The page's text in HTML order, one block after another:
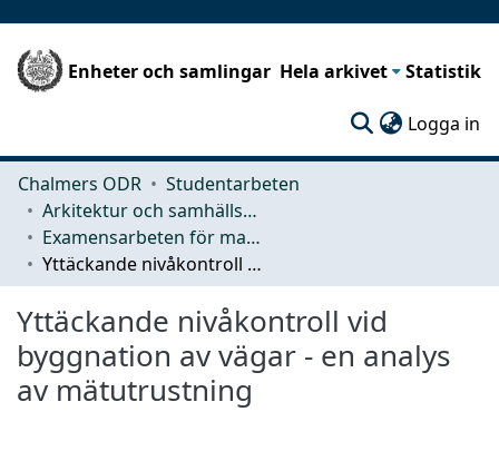
Enheter och samlingar Hela arkivet Statistik
Logga in
Chalmers ODR
Studentarbeten
Arkitektur och samhällsbyggnadsteknik (ACE)
Examensarbeten för masterexamen
Yttäckande nivåkontroll vid byggnation av vägar - en analys av mätutrustning
Yttäckande nivåkontroll vid
byggnation av vägar - en analys
av mätutrustning